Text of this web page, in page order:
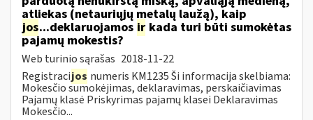
atliekas (netauriųjų metalų laužą), kaip
jos...deklaruojamos ir kada turi būti sumokėtas
pajamų mokestis?
Web turinio sąrašas 2018-11-22
Registracijos numeris KM1235 Ši informacija skelbiama:
Mokesčio sumokėjimas, deklaravimas, perskaičiavimas
Pajamų klasė Priskyrimas pajamų klasei Deklaravimas
Mokesčio...